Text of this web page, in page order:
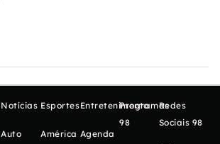
Notícias
Auto
Esportes
América
Entretenimento
Agenda
Programas
98
Redes
Sociais 98